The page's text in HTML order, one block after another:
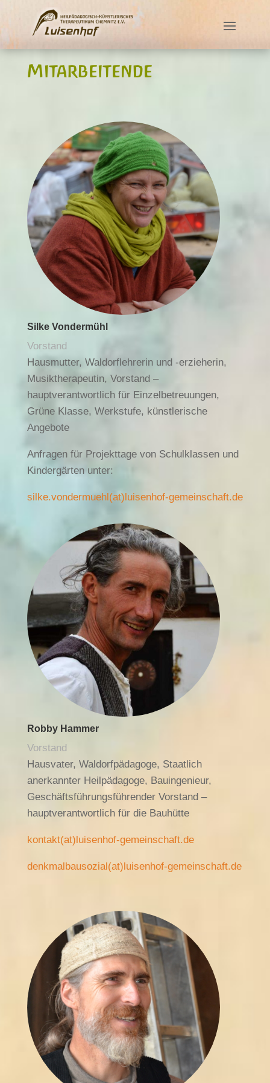
Mitarbeitende
Silke Vondermühl
Vorstand
Hausmutter, Waldorflehrerin und -erzieherin,
Musiktherapeutin, Vorstand –
hauptverantwortlich für Einzelbetreuungen,
Grüne Klasse, Werkstufe, künstlerische
Angebote
Anfragen für Projekttage von Schulklassen und
Kindergärten unter:
silke.vondermuehl(at)luisenhof-gemeinschaft.de
Robby Hammer
Vorstand
Hausvater, Waldorfpädagoge, Staatlich
anerkannter Heilpädagoge, Bauingenieur,
Geschäftsführungsführender Vorstand –
hauptverantwortlich für die Bauhütte
kontakt(at)luisenhof-gemeinschaft.de
denkmalbausozial(at)luisenhof-gemeinschaft.de